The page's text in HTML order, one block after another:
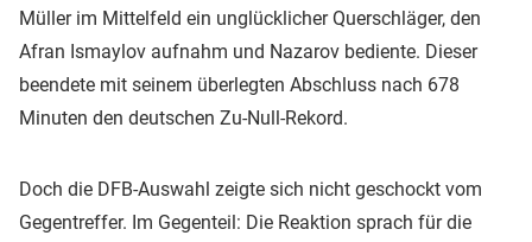
Müller im Mittelfeld ein unglücklicher Querschläger, den
Afran Ismaylov aufnahm und Nazarov bediente. Dieser
beendete mit seinem überlegten Abschluss nach 678
Minuten den deutschen Zu-Null-Rekord.
Doch die DFB-Auswahl zeigte sich nicht geschockt vom
Gegentreffer. Im Gegenteil: Die Reaktion sprach für die